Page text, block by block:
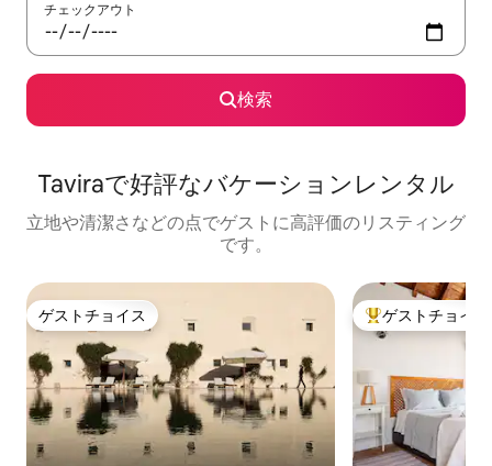
チェックアウト
検索
Taviraで好評なバケーションレンタル
立地や清潔さなどの点でゲストに高評価のリスティング
です。
ゲストチョイス
ゲストチョイス 大好評のゲスト
ゲストチョイス